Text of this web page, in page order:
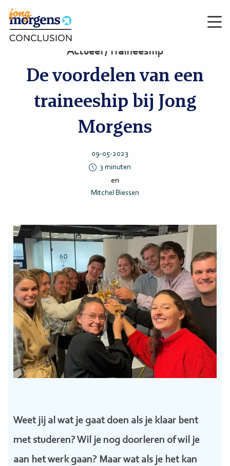
Actueel / Traineeship
De voordelen van een
traineeship bij Jong
Morgens
09-05-2023
3 minuten
en
Mitchel Biessen
Weet jij al wat je gaat doen als je klaar bent
met studeren? Wil je nog doorleren of wil je
aan het werk gaan? Maar wat als je het kan